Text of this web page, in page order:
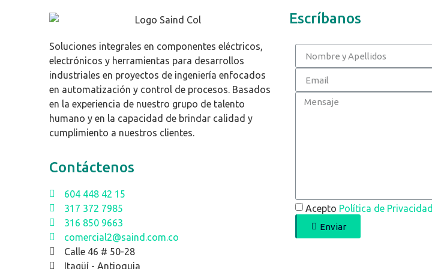
Soluciones integrales en componentes eléctricos,
electrónicos y herramientas para desarrollos
industriales en proyectos de ingeniería enfocados
en automatización y control de procesos. Basados
en la experiencia de nuestro grupo de talento
humano y en la capacidad de brindar calidad y
cumplimiento a nuestros clientes.
Contáctenos
604 448 42 15
317 372 7985
316 850 9663
comercial2@saind.com.co
Calle 46 # 50-28
Itagüí - Antioquia
Escríbanos
Acepto Política de Privacidad
Enviar